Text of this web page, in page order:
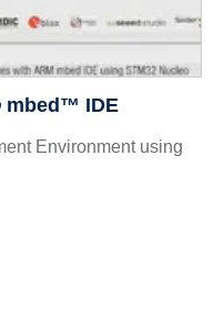
mbed™ IDE
Environment using